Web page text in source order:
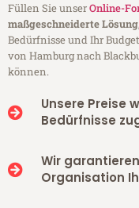
Füllen Sie unserOnline-
maßgeschneiderte Lösung
Bedürfnisse und Ihr
von Hamburg nach
können.
Unsere Preise
Bedürfnisse
Wir
Organisation